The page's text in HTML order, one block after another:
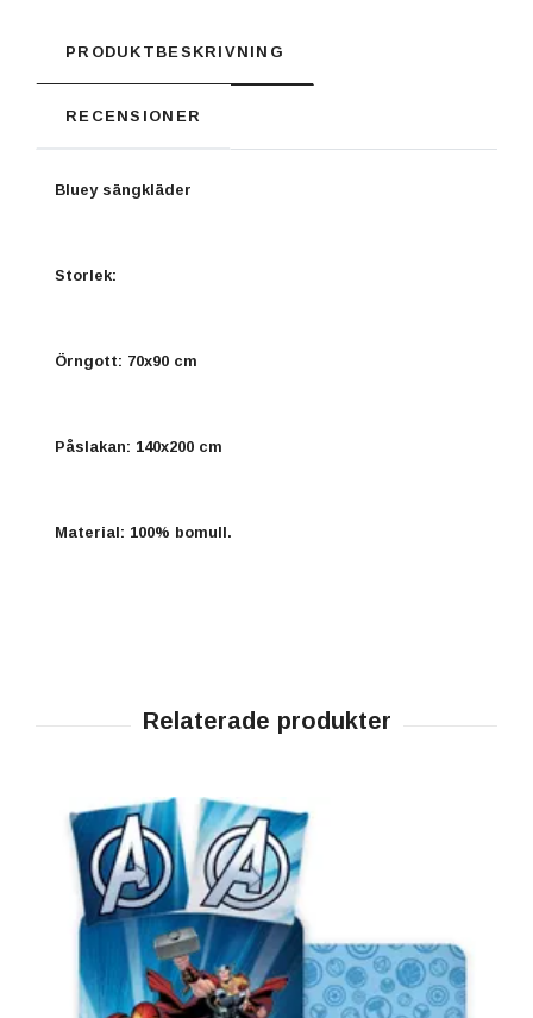
PRODUKTBESKRIVNING
RECENSIONER
Bluey sängkläder
Storlek:
Örngott: 70x90 cm
Påslakan: 140x200 cm
Material: 100% bomull.